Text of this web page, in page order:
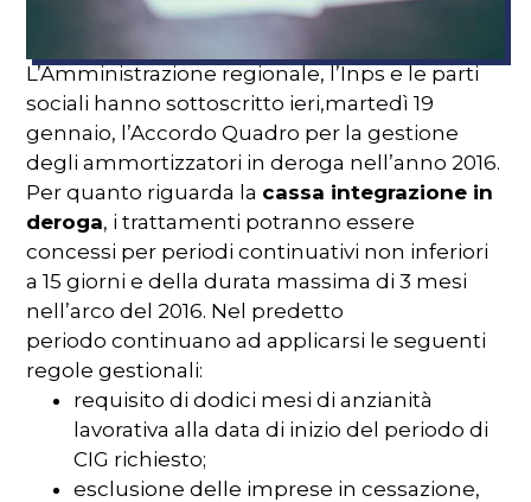
L’Amministrazione regionale,l’Inpse leparti
sociali hanno sottoscritto ieri,martedì 19
gennaio, l’Accordo Quadro per lagestione
degli ammortizzatori inderoga nell’anno 2016.
Perquanto riguarda la cassa integrazione in
deroga, itrattamenti potranno essere
concessi per periodi continuativi non inferiori
a 15giorni edella durata massima di 3 mesi
nell’arco del 2016. Nel predetto
periodocontinuano adapplicarsi leseguenti
regole gestionali:
requisito di dodici mesi di anzianità
lavorativa alla datadi inizio del periodo di
CIG richiesto;
esclusione delle imprese incessazione,